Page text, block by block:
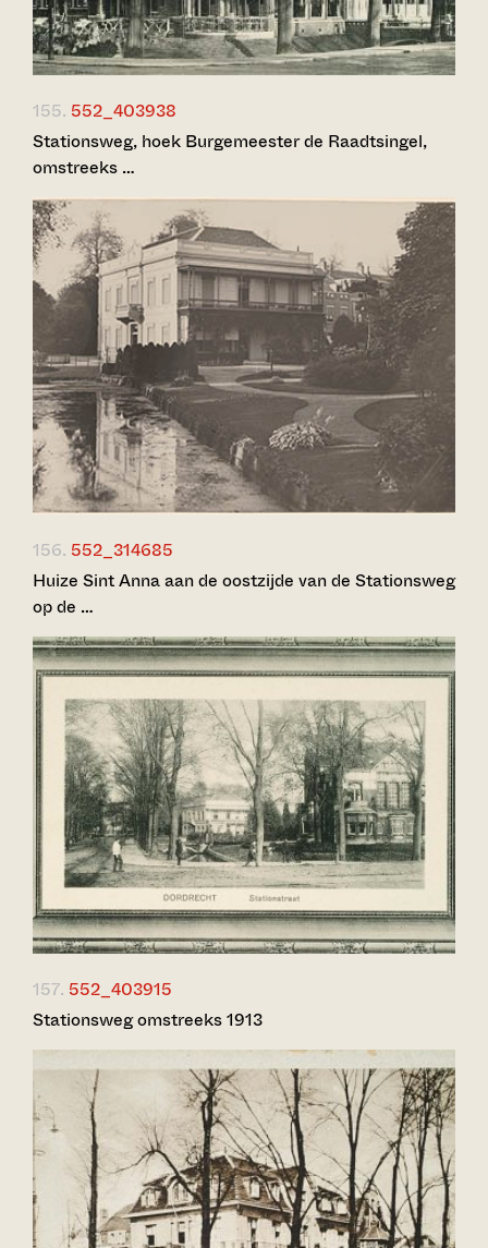
155. 552_403938
Stationsweg, hoek Burgemeester de Raadtsingel,
omstreeks …
156. 552_314685
Huize Sint Anna aan de oostzijde van de Stationsweg
op de …
157. 552_403915
Stationsweg omstreeks 1913